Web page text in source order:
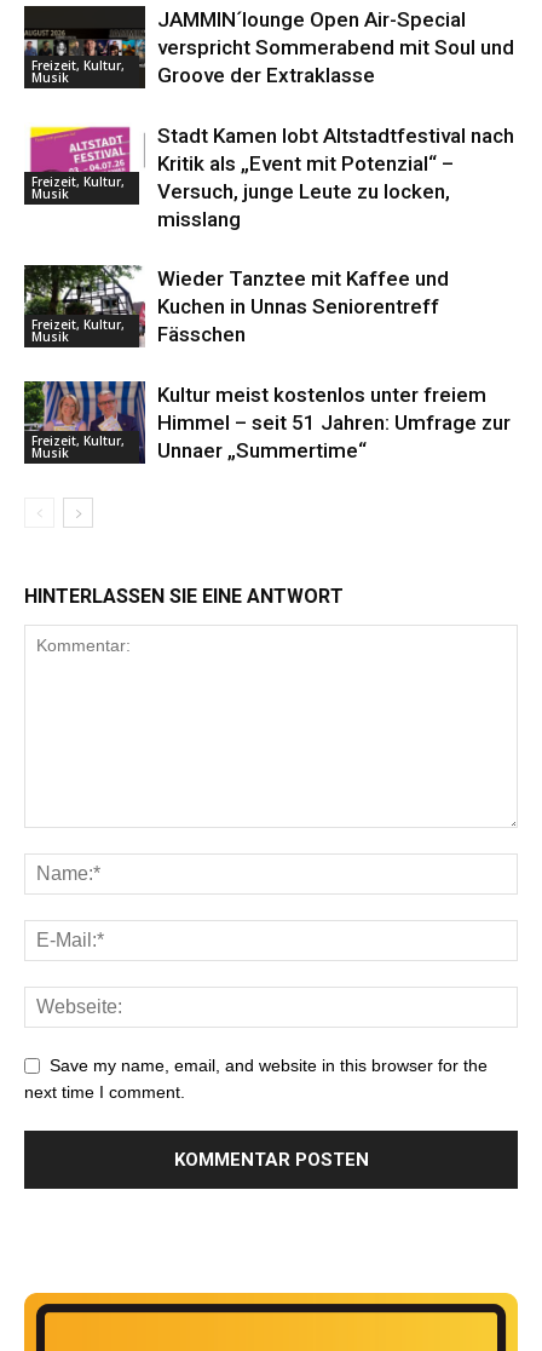
Freizeit, Kultur,
Musik
JAMMIN´lounge Open Air-Special
verspricht Sommerabend mit Soul und
Groove der Extraklasse
Freizeit, Kultur,
Musik
Stadt Kamen lobt Altstadtfestival nach
Kritik als „Event mit Potenzial“ –
Versuch, junge Leute zu locken,
misslang
Freizeit, Kultur,
Musik
Wieder Tanztee mit Kaffee und
Kuchen in Unnas Seniorentreff
Fässchen
Freizeit, Kultur,
Musik
Kultur meist kostenlos unter freiem
Himmel – seit 51 Jahren: Umfrage zur
Unnaer „Summertime“
HINTERLASSEN SIE EINE ANTWORT
Save my name, email, and website in this browser for the
next time I comment.